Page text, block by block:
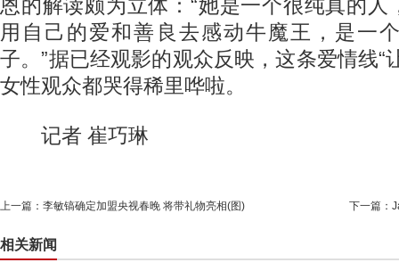
恩的解读颇为立体：“她是一个很纯真的人
用自己的爱和善良去感动牛魔王，是一
子。”据已经观影的观众反映，这条爱情线“
女性观众都哭得稀里哗啦。
记者 崔巧琳
上一篇： 李敏镐确定加盟央视春晚 将带礼物亮相(图) 下一篇：
相关新闻